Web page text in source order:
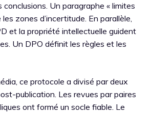
conclusions. Un paragraphe « limites
zones d’incertitude. En parallèle,
et la propriété intellectuelle guident
Un DPO définit les règles et les
ce protocole a divisé par deux
publication. Les revues par paires
ont formé un socle fiable. Le